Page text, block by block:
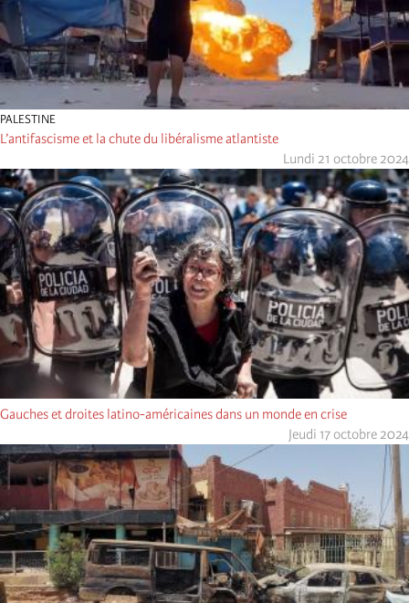
PALESTINE
L’antifascisme et la chute du libéralisme atlantiste
Lundi 21 octobre 2024
Gauches et droites latino-américaines dans un monde en crise
Jeudi 17 octobre 2024